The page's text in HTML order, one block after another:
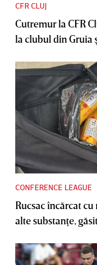
CFR CLUJ
Cutremur la CFR
la clubul din Gruia
CONFERENCE LEAGUE
Rucsac încărcat
alte substanţe,